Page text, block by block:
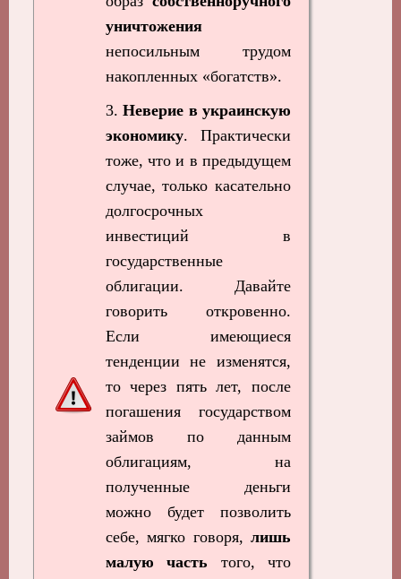
уничтожения
непосильным трудом
накопленных «богатств».
3.Неверие в украинскую
экономику. Практически
тоже, что и в предыдущем
случае, только касательно
долгосрочных
инвестиций в
государственные
облигации. Давайте
говорить откровенно.
Если имеющиеся
тенденции не изменятся,
то через пять лет, после
погашения государством
займов по данным
облигациям, на
полученные деньги
можно будет позволить
себе, мягко говоря, лишь
малую часть того, что